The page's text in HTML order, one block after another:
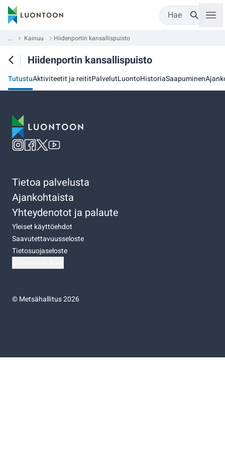
Hae
... Kainuu Hiidenportin kansallispuisto
Hiidenportin kansallispuisto
TutustuAktiviteetit ja reititPalvelutLuontoHistoriaSaapuminen
Tietoa palvelusta
Ajankohtaista
Yhteydenotot ja palaute
Yleiset käyttöehdot
Saavutettavuusseloste
Tietosuojaseloste
©Metsähallitus 2026